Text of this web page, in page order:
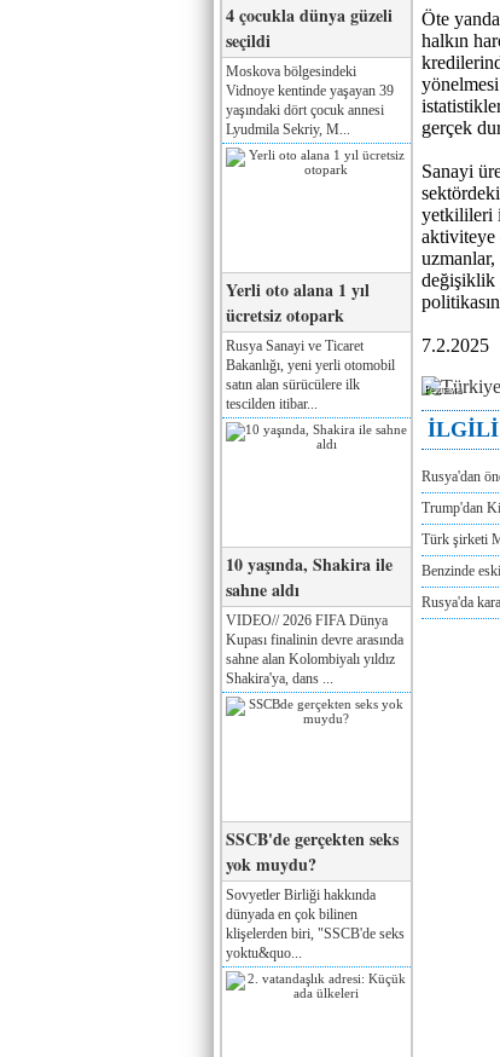
4 çocukla dünya güzeli
seçildi
Moskova bölgesindeki
Vidnoye kentinde yaşayan 39
yaşındaki dört çocuk annesi
Lyudmila Sekriy, M...
Yerli oto alana 1 yıl
ücretsiz otopark
Rusya Sanayi ve Ticaret
Bakanlığı, yeni yerli otomobil
satın alan sürücülere ilk
tescilden itibar...
10 yaşında, Shakira ile
sahne aldı
VIDEO// 2026 FIFA Dünya
Kupası finalinin devre arasında
sahne alan Kolombiyalı yıldız
Shakira'ya, dans ...
SSCB'de gerçekten seks
yok muydu?
Sovyetler Birliği hakkında
dünyada en çok bilinen
klişelerden biri, "SSCB'de seks
yoktu&quo...
Öte
halkın
gerçek
Sanayi
yetkilileri
aktiviteye
uzmanlar,
değişiklik
7.2.2025
Реклама
İLGİLİ
Rusya'dan
Trump'dan
Türk şirketi
Benzinde
Rusya'da